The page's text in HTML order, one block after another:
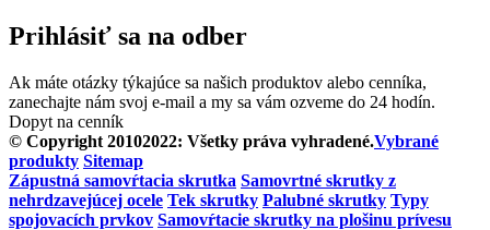
Prihlásiť sa na odber
Ak máte otázky týkajúce sa našich produktov alebo cenníka,
zanechajte nám svoj e-mail a my sa vám ozveme do 24 hodín.
Dopyt na cenník
© Copyright 20102022: Všetky práva vyhradené.Vybrané
produkty Sitemap
Zápustná samovŕtacia skrutka Samovrtné skrutky z
nehrdzavejúcej ocele Tek skrutky Palubné skrutky Typy
spojovacích prvkov Samovŕtacie skrutky na plošinu prívesu